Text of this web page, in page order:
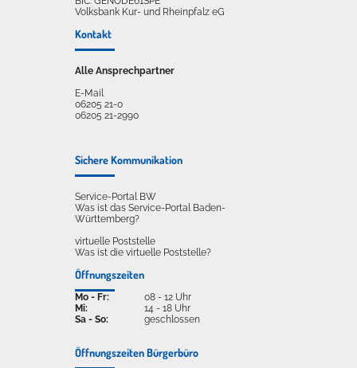
Volksbank Kur- und Rheinpfalz eG
Kontakt
Alle Ansprechpartner
E-Mail
06205 21-0
06205 21-2990
Sichere Kommunikation
Service-Portal BW
Was ist das Service-Portal Baden-
Württemberg?
virtuelle Poststelle
Was ist die virtuelle Poststelle?
Öffnungszeiten
Mo - Fr:
Mi:
Sa - So:
08 - 12 Uhr
14 - 18 Uhr
geschlossen
Öffnungszeiten Bürgerbüro